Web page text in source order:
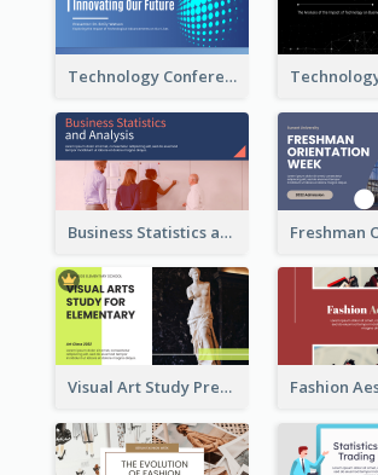
Technology Conference Presentation
Business Statistics and Analysis Presentation
Visual Art Study Presentation